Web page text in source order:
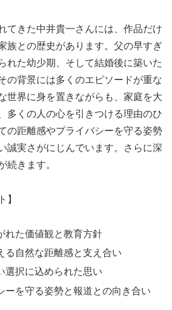
てきた中井貴一さんには、作品だけ
族との歴史があります。父の早すぎ
れた幼少期、そして結婚後に築いた
の背景には多くのエピソードが重な
世界に身を置きながらも、家庭を大
多くの人の心を引きつける理由のひ
の距離感やプライバシーを守る姿勢
誠実さがにじんでいます。さらに深
続きます。
】
れた価値観と教育方針
る自然な距離感と支え合い
選択に込められた思い
ーを守る姿勢と報道との向き合い